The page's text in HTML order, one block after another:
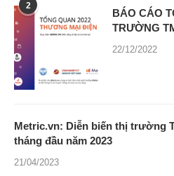
2
BÁO CÁO
TRƯỜNG
22/12/2022
Metric.vn: Diễn biến thị trường
tháng đầu năm 2023
21/04/2023